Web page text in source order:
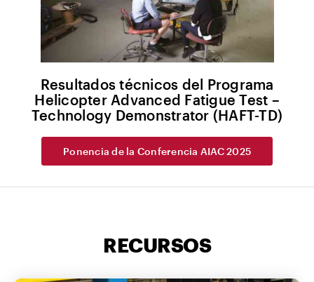
Resultados técnicos del Programa
Helicopter Advanced Fatigue Test –
Technology Demonstrator (HAFT-TD)
Ponencia de la Conferencia AIAC 2025
RECURSOS